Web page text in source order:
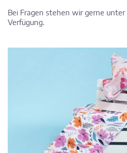
Bei Fragen stehen wir gerne unter
Verfügung.